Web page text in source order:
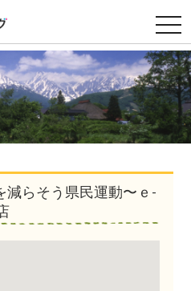
t
o
g
g
l
e
n
a
v
g
i
減らそう県⺠運動〜ｅ-